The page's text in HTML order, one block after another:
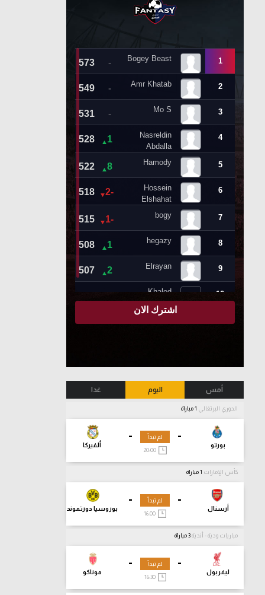
أمس اليوم غدا
الدوري البرتغالي
-
بورتو
-
ألفيركا
لم تبدأ
20:00
كأس الإمارات
-
أرسنال
-
بوروسيا دورتموند
لم تبدأ
مباريات ودية - أندية
-
ليفربول
-
موناكو
لم تبدأ
16:30